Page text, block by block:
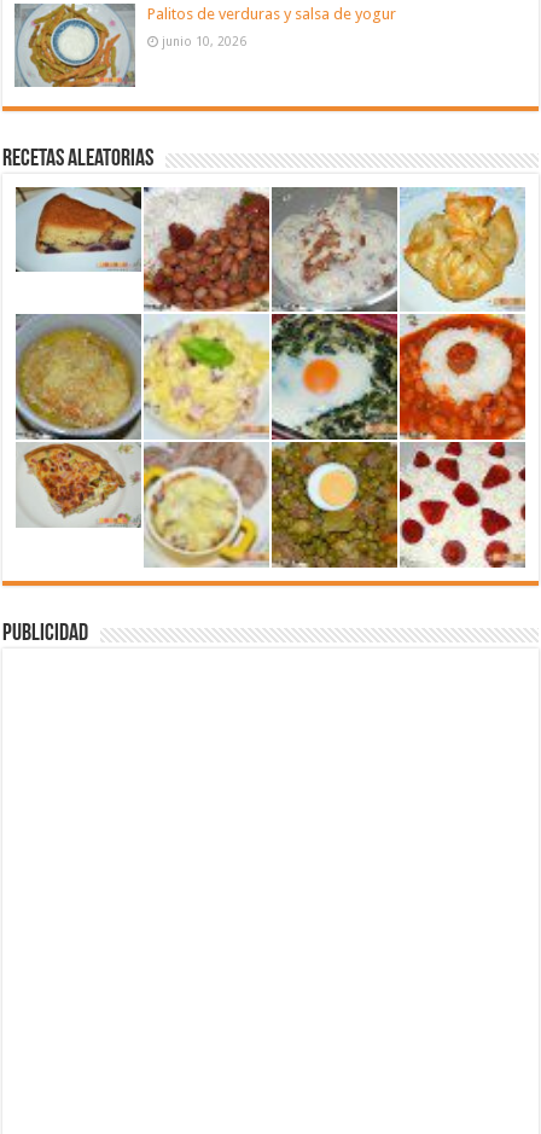
Palitos de verduras y salsa de yogur
junio 10, 2026
Recetas aleatorias
Publicidad